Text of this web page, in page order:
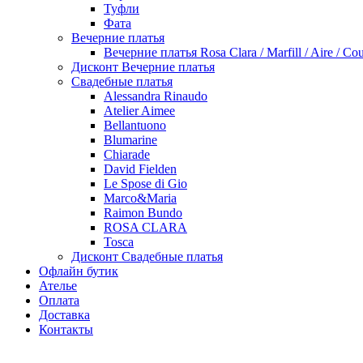
Туфли
Фата
Вечерние платья
Вечерние платья Rosa Clara / Marfill / Aire /
Дисконт Вечерние платья
Свадебные платья
Alessandra Rinaudo
Atelier Aimee
Bellantuono
Blumarine
Chiarade
David Fielden
Le Spose di Gio
Marco&Maria
Raimon Bundo
ROSA CLARA
Tosca
Дисконт Свадебные платья
Офлайн бутик
Ателье
Оплата
Доставка
Контакты